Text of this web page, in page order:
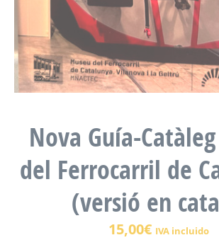
Nova Guía-
del Ferrocarril de
(versió en
15,00€ IVA incluido